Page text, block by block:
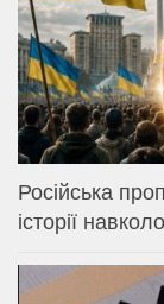
Російська
історії